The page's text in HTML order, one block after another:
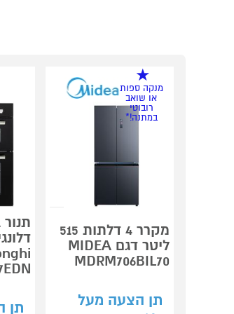
מנקה ספות
או שואב
רובוטי
במתנה!*
מקרר 4 דלתות 515
ליטר דגם MIDEA
MDRM706BIL70
תן הצעה מעל
תנור
תן